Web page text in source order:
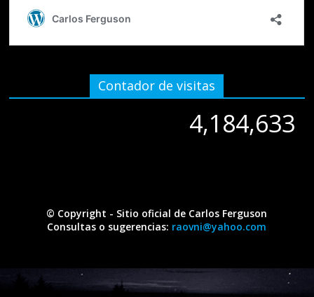
Contador de visitas
4,184,633
© Copyright - Sitio oficial de Carlos Ferguson
Consultas o sugerencias: raovni@yahoo.com